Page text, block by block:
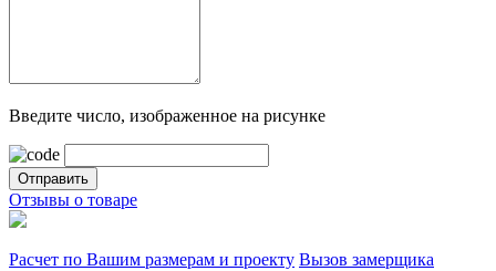
Введите число, изображенное на рисунке
Отзывы о товаре
Расчет по Вашим размерам и проекту Вызов замерщика